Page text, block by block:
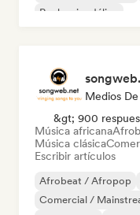
Rock psicodélico
Medios
&gt; 900
Música africana
Música clásica
Escribir artículos
Afrobeat / Afropop
Comercial /